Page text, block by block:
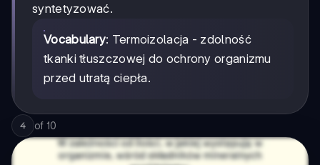
syntetyzować.
Vocabulary: Termoizolacja - zdolność
tkanki tłuszczowej do ochrony organizmu
przed utratą ciepła.
4 of 10